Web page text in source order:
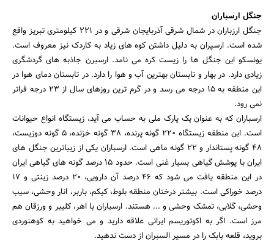
جنگل ارسباران
جنگل ارزباران در شمال شرقی آذربایجان شرقی و در 221 کیلومتری تبریز واقع
شده است. ارسپران به دلیل داشتن کوه های زیاد به کاردک نیز معروف است.
یونسکو این جنگل ها را زیست کره می نامد. ارسبرن جاذبه های گردشگری
زیادی دارد. در بهار و تابستان بهترین آب و هوا را دارد. در تابستان دمای هوا در
این منطقه به 15 درجه می رسد و در گرم ترین روزهای سال از 23 درجه فراتر
نمی رود.
ارسباران که به عنوان یک پارک ملی به حساب می آید، زیستگاه انواع حیوانات
است. این منطقه زیستگاه ۲۲۰ گونه پرنده، ۳۸ گونه خزنده، ۵ گونه دوزیست،
۴۸ گونه پستاندار و ۲۲ گونه ماهی است. ارسباران یکی از زیباترین جنگل های
ایران با پوشش گیاهی بسیار غنی است. حدود 15 درصد گونه های گیاهی ایران
در این منطقه یافت می شود که 46 درصد آن دارویی، 20 درصد زینتی و 17
درصد خوراکی است. بیشتر درختان منطقه بلوط، کیکم، باربر، انار وحشی، سیب
وحشی، گلابی، تمشک وحشی و ... هستند. ارسباران با اهر، کلیبر و ورزقان هم
مرز است. اگر به اکوتوریسم ایرانی علاقه دارید و می خواهید به کوهنوردی
بروید، قلعه بابک را در مسیر السبران از دست ندهید.